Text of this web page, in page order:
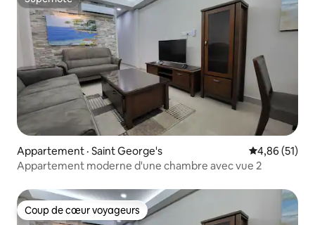
Superhôte
Appartement · Saint George's Note
4,86 (51)
Appartement moderne d'une chambre avec vue 2
Coup de cœur voyageurs
Coup de cœur voyageurs